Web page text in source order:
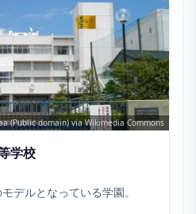
(Public domain) via Wikimedia Commons
学校
デルとなっている学園。